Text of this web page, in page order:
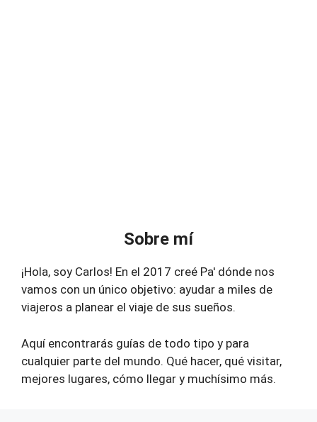
Sobre mí
¡Hola, soy Carlos! En el 2017 creé Pa' dónde nos
vamos con un único objetivo: ayudar a miles de
viajeros a planear el viaje de sus sueños.
Aquí encontrarás guías de todo tipo y para
cualquier parte del mundo. Qué hacer, qué visitar,
mejores lugares, cómo llegar y muchísimo más.